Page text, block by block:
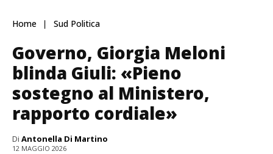
Home Sud Politica
Governo, Giorgia Meloni
blinda Giuli: «Pieno
sostegno al Ministero,
rapporto cordiale»
Di Antonella Di Martino
12 MAGGIO 2026